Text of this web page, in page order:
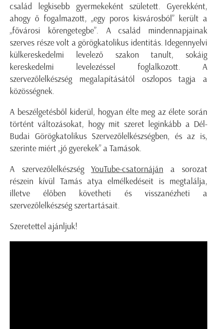
család legkisebb gyermekeként született. Gyerekként,
ahogy ő fogalmazott, „egy poros kisvárosból” került a
„fővárosi kőrengetegbe”. A család mindennapjainak
szerves része volt a görögkatolikus identitás. Idegennyelvi
külkereskedelmi levelező szakon tanult, sokáig
kereskedelmi levelezéssel foglalkozott. A
szervezőlelkészség megalapításától oszlopos tagja a
közösségnek.
A beszélgetésből kiderül, hogyan élte meg az élete során
történt változásokat, hogy mit szeret leginkább a Dél-
Budai Görögkatolikus Szervezőlelkészségben, és az is,
szerinte miért „jó gyerekek” a Tamások.
A szervezőlelkészség YouTube-csatornáján a sorozat
részein kívül Tamás atya elmélkedéseit is megtalálja,
illetve élőben követheti és visszanézheti a
szervezőlelkészség szertartásait.
Szeretettel ajánljuk!